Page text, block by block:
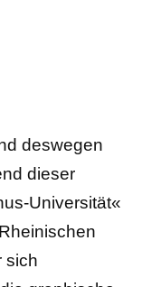
deswegen
dieser
Universität«
sich